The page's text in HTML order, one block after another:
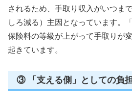
されるため、手取り収入がいつま
しろ減る）主因となっています。
保険料の等級が上がって手取りが
起きています。
③ 「支える側」としての負